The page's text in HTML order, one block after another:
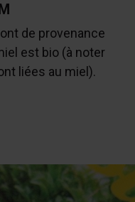
de provenance
est bio (à noter
liées au miel).